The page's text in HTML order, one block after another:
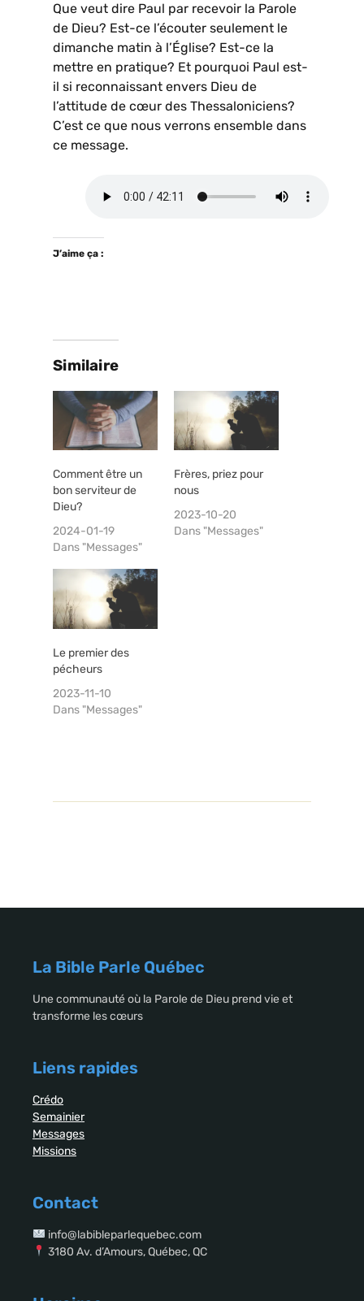
Que veut dire Paul par recevoir la Parole
de Dieu? Est-ce l’écouter seulement le
dimanche matin à l’Église? Est-ce la
mettre en pratique? Et pourquoi Paul est-
il si reconnaissant envers Dieu de
l’attitude de cœur des Thessaloniciens?
C’est ce que nous verrons ensemble dans
ce message.
J’aime ça :
Similaire
Comment être un
bon serviteur de
Dieu?
2024-01-19
Dans "Messages"
Frères, priez pour
nous
2023-10-20
Dans "Messages"
Le premier des
pécheurs
2023-11-10
Dans "Messages"
La Bible Parle Québec
Une communauté où la Parole de Dieu prend vie et
transforme les cœurs
Liens rapides
Crédo
Semainier
Messages
Missions
Contact
info@labibleparlequebec.com
3180 Av. d’Amours, Québec, QC